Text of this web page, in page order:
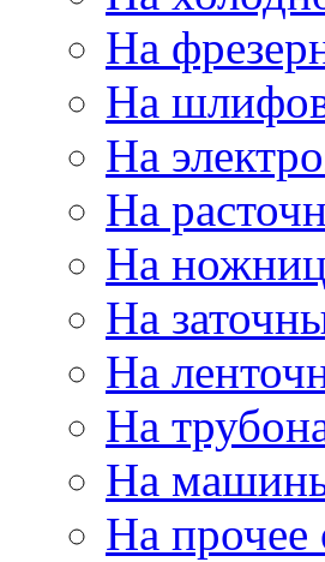
На
На
На
На
На
На
На
На
На
На прочее